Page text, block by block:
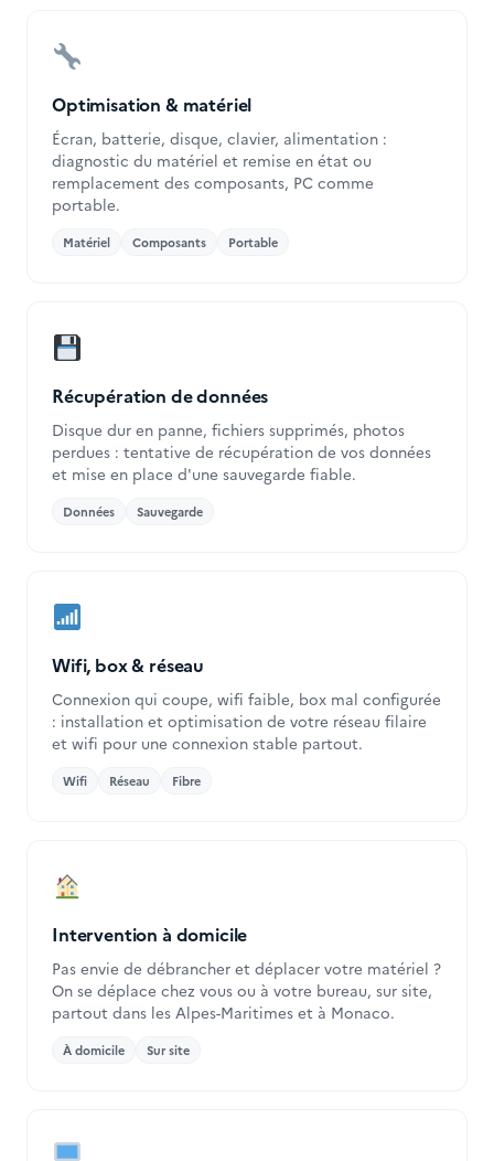
Optimisation & matériel
Écran, batterie, disque, clavier, alimentation :
diagnostic du matériel et remise en état ou
remplacement des composants, PC comme
portable.
Matériel Composants Portable
Récupération de données
Disque dur en panne, fichiers supprimés, photos
perdues : tentative de récupération de vos données
et mise en place d'une sauvegarde fiable.
Données Sauvegarde
Wifi, box & réseau
Connexion qui coupe, wifi faible, box mal configurée
: installation et optimisation de votre réseau filaire
et wifi pour une connexion stable partout.
Wifi Réseau Fibre
Intervention à domicile
Pas envie de débrancher et déplacer votre matériel ?
On se déplace chez vous ou à votre bureau, sur site,
partout dans les Alpes-Maritimes et à Monaco.
À domicile Sur site